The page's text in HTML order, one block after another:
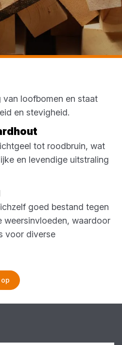
loofbomen en staat
en stevigheid.
tot roodbruin, wat
en levendige uitstraling
goed bestand tegen
weersinvloeden, waardoor
voor diverse